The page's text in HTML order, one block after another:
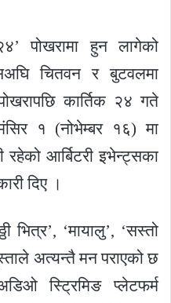
पोखरामा हुन लागेको
चितवन र बुटवलमा
कार्तिक २४ गते
१ (नोभेम्बर १६) मा
रहेको आर्बिटरी इभेन्ट्सका
दिए ।
भित्र’, ‘मायालु’, ‘सस्तो
अत्यन्तै मन पराएको छ
स्ट्रिमिङ प्लेटफर्म